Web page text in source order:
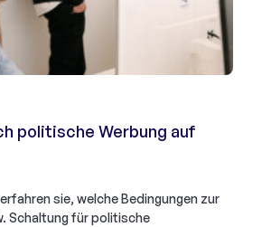
politische Werbung auf
sie, welche Bedingungen zur
Schaltung für politische